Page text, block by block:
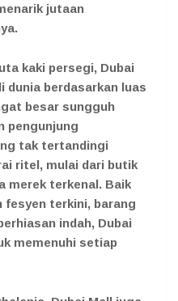
jutaan
kaki persegi, Dubai
dunia berdasarkan luas
besar sungguh
pengunjung
tak tertandingi
ritel, mulai dari butik
merek terkenal. Baik
fesyen terkini, barang
indah, Dubai
memenuhi setiap